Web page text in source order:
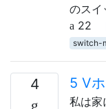
のスイ
22
switch-
4 5 V
私は家